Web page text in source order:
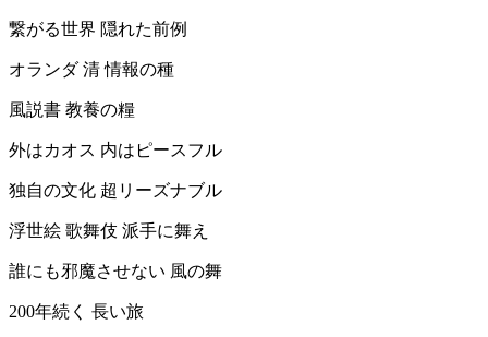
繋がる世界 隠れた前例
オランダ 清 情報の種
風説書 教養の糧
外はカオス 内はピースフル
独自の文化 超リーズナブル
浮世絵 歌舞伎 派手に舞え
誰にも邪魔させない 風の舞
200年続く 長い旅